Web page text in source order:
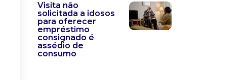
Visita não
solicitada a idosos
para oferecer
empréstimo
consignado é
assédio de
consumo